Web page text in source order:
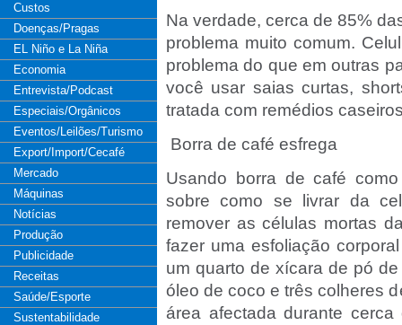
Custos
Doenças/Pragas
EL Niño e La Niña
Economia
Entrevista/Podcast
Especiais/Orgânicos
Eventos/Leilões/Turismo
Export/Import/Cecafé
Mercado
Máquinas
Notícias
Produção
Publicidade
Receitas
Saúde/Esporte
Sustentabilidade
Na verdade, cerca de 85%
problema muito comum.
problema do que em outras
você usar saias curtas,
tratada com remédios
Borra de café esfrega
Usando borra de café
sobre como se livrar da
remover as células mortas
fazer uma esfoliação
um quarto de xícara de pó
óleo de coco e três colheres
área afectada durante